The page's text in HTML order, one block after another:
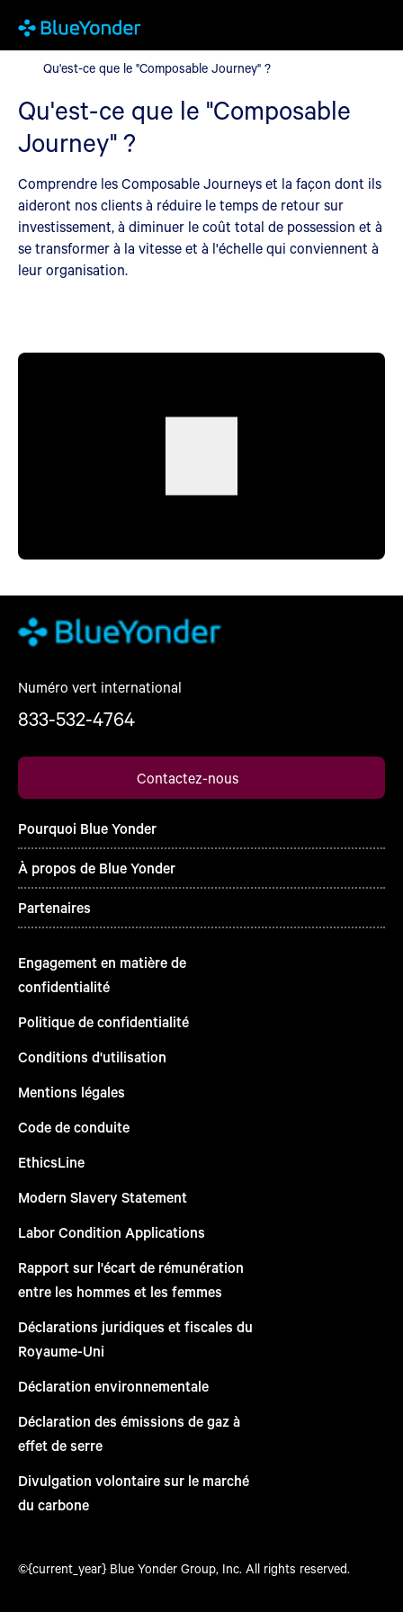
Qu'est-ce que le "Composable Journey" ?
Qu'est-ce que le "Composable Journey" ?
Qu'est-ce que le "Composable
Journey" ?
Comprendre les Composable Journeys et la façon dont ils
aideront nos clients à réduire le temps de retour sur
investissement, à diminuer le coût total de possession et à
se transformer à la vitesse et à l'échelle qui conviennent à
leur organisation.
Numéro vert international
833-532-4764
Contactez-nous
Pourquoi Blue Yonder
À propos de Blue Yonder
Partenaires
Engagement en matière de
confidentialité
Politique de confidentialité
Conditions d'utilisation
Mentions légales
Code de conduite
EthicsLine
Modern Slavery Statement
Labor Condition Applications
Rapport sur l'écart de rémunération
entre les hommes et les femmes
Déclarations juridiques et fiscales du
Royaume-Uni
Déclaration environnementale
Déclaration des émissions de gaz à
effet de serre
Divulgation volontaire sur le marché
du carbone
©{current_year} Blue Yonder Group, Inc. All rights reserved.